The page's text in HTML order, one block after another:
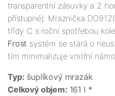
transparentní zásuvky a 2
přístupné). Mraznička
třídy C s roční spotřebou
Frost systém se stará o
tím minimalizuje vnitřní
Typ: šuplíkový mrazák
Celkový objem: 161 l *